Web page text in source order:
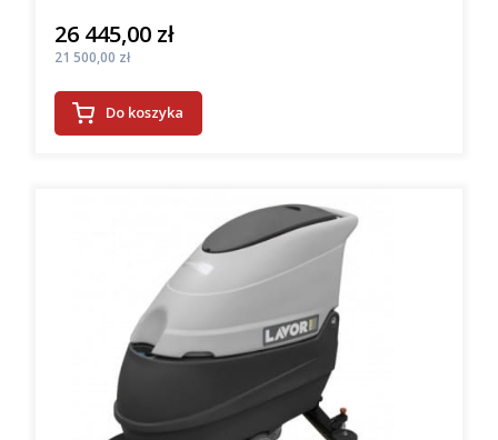
Cena
26 445,00 zł
Cena
21 500,00 zł
Do koszyka